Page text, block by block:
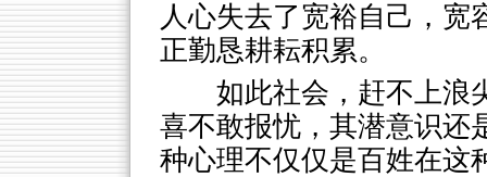
人心失去了宽裕自己，宽
正勤恳耕耘积累。
如此社会，赶不上浪
喜不敢报忧，其潜意识还
种心理不仅仅是百姓在这